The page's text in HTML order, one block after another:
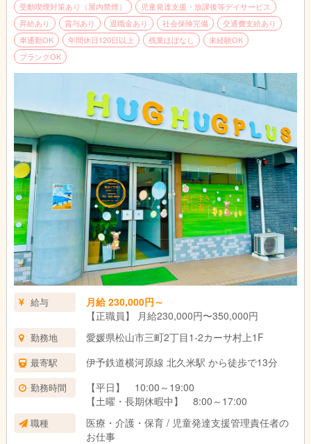
受動喫煙対策あり（屋内禁煙）
児童発達支援・放課後等デイサービス
昇給あり
賞与あり 退職金あり 社会保険完備
交通費支給あり
車通勤OK
年間休日120日以上 残業ほぼなし
未経験OK
ブランクOK
給与
月給 230,000円～
【正職員】 月給230,000円〜350,000円
勤務地 愛媛県松山市三町2丁目1-2カーサ村上1F
最寄駅 伊予鉄道横河原線 北久米駅 から徒歩で13分
勤務時間
【平日】 10:00～19:00
【土曜・長期休暇中】 8:00～17:00
職種
医療・介護・保育 / 児童発達支援管理責任者の
お仕事